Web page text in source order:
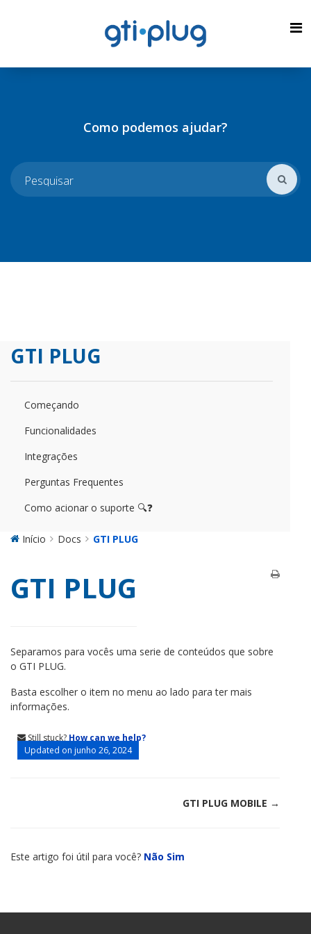
Como podemos ajudar?
GTI PLUG
Começando
Funcionalidades
Integrações
Perguntas Frequentes
Como acionar o suporte 🔍❓
Início Docs GTI PLUG
GTI PLUG
Separamos para vocês uma serie de conteúdos que sobre
o GTI PLUG.
Basta escolher o item no menu ao lado para ter mais
informações.
Still stuck? How can we help?
Updated on junho 26, 2024
GTI PLUG MOBILE →
Este artigo foi útil para você? Não Sim